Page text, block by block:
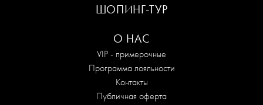
О НАС
VIP - примерочные
Программа лояльности
Контакты
Публичная оферта
ШОПИНГ-ТУР